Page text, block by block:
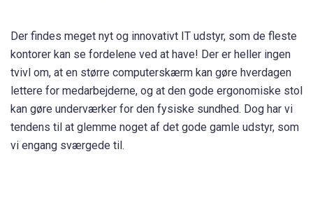
Der findes meget nyt og innovativt IT udstyr, som de fleste
kontorer kan se fordelene ved at have! Der er heller ingen
tvivl om, at en større computerskærm kan gøre hverdagen
lettere for medarbejderne, og at den gode ergonomiske stol
kan gøre underværker for den fysiske sundhed. Dog har vi
tendens til at glemme noget af det gode gamle udstyr, som
vi engang sværgede til.